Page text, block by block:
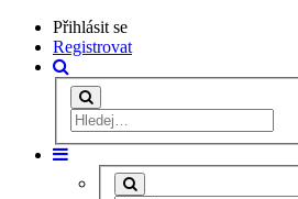
Přihlásit se
Registrovat